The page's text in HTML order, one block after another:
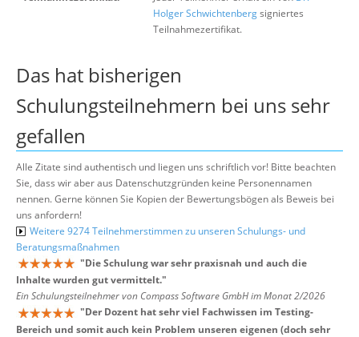
Holger Schwichtenbergsigniertes
Teilnahmezertifikat.
Das hat bisherigen
Schulungsteilnehmern bei uns sehr
gefallen
Alle Zitate sind authentisch und liegen uns schriftlich vor! Bitte beachten
Sie, dass wir aber aus Datenschutzgründen keine Personennamen
nennen. Gerne können Sie Kopien der Bewertungsbögen als Beweis bei
uns anfordern!
Weitere 9274 Teilnehmerstimmen zu unseren Schulungs- und
Beratungsmaßnahmen
"Die Schulung war sehr praxisnah und auch die
Inhalte wurden gut vermittelt."
Ein Schulungsteilnehmer von Compass Software GmbH im Monat 2/2026
"Der Dozent hat sehr viel Fachwissen im Testing-
Bereich und somit auch kein Problem unseren eigenen (doch sehr